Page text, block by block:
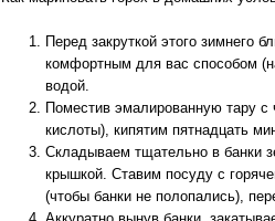
Перед закруткой этого зимнего
комфортным для вас способом
водой.
Поместив эмалированную тару с
кислоты), кипятим пятнадцать
Складываем тщательно в банки
крышкой. Ставим посуду с
(чтобы банки не полопались),